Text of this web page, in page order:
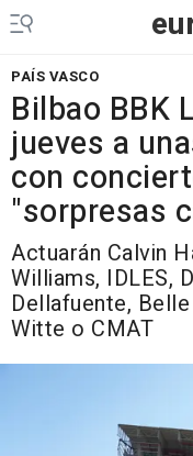
PAÍS VASCO
Bilbao BBK
jueves a
con
"sorpresas
Actuarán Calvin
Williams, IDLES,
Dellafuente,
Witte o CMAT